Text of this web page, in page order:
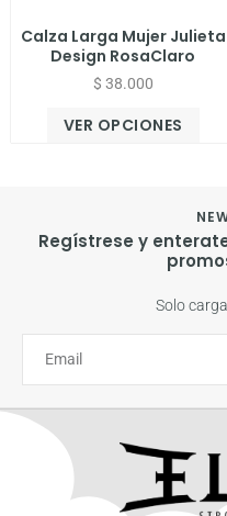
Calza Larga Mujer Julieta
Design RosaClaro
$ 38.000
VER OPCIONES
Regístrese y
Solo